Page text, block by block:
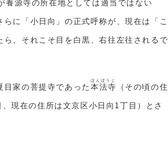
養源寺の所在地としては適当ではない
に「小日向」の正式呼称が、現在は「こ
、それこそ目を白黒、右往左往されるで
家の菩提寺であった 本法寺
ほんぽうじ
（その頃の住
、現在の住所は文京区小日向1丁目）とさ